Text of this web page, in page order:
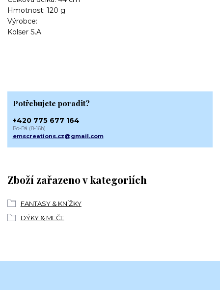
Hmotnost: 120 g
Výrobce:
Kolser S.A.
Zboží zařazeno v kategoriích
FANTASY & KNÍŽKY
DÝKY & MEČE
Potřebujete poradit?
+420 775 677 164
Po-Pá (8-16h)
emscreations.cz@gmail.com